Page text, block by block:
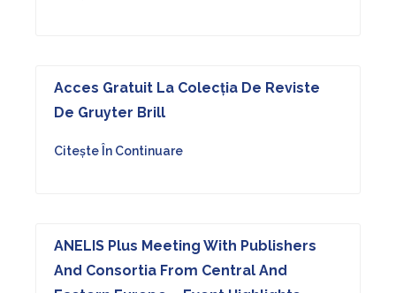
Acces Gratuit La Colecția De Reviste
De Gruyter Brill
Citește În Continuare
ANELIS Plus Meeting With Publishers
And Consortia From Central And